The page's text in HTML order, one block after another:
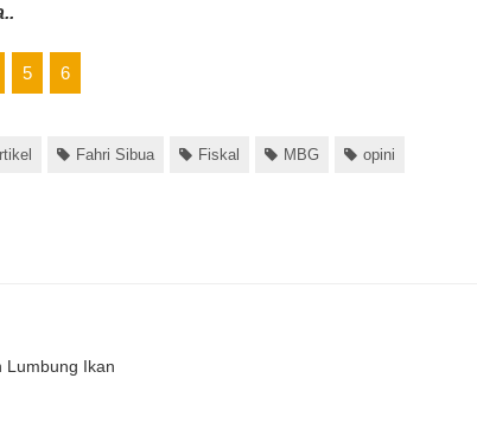
5 6
Fahri Sibua Fiskal MBG opini
Lumbung Ikan